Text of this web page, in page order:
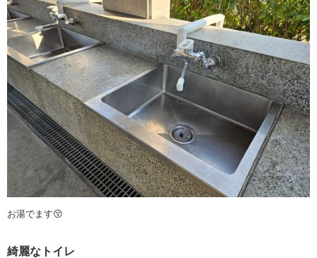
お湯でます😚
綺麗なトイレ